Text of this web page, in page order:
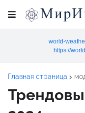
world-
https://
Главная страница